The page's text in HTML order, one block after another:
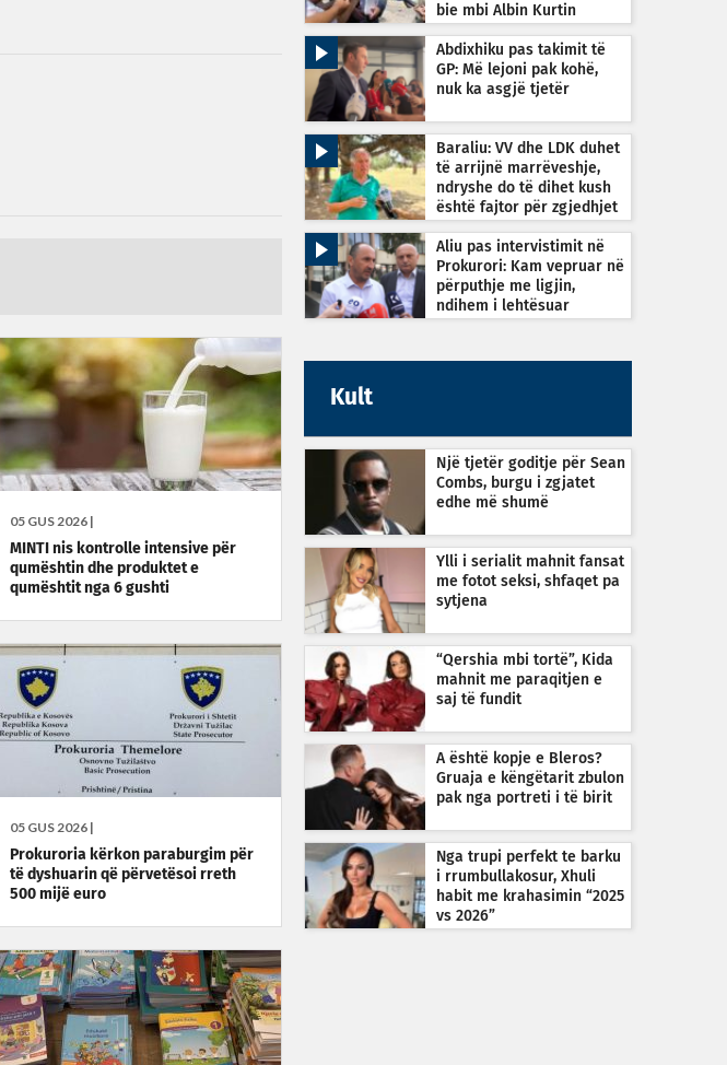
05 GUS 2026 |
MINTI nis kontrolle intensive për
qumështin dhe produktet e
qumështit nga 6 gushti
05 GUS 2026 |
Prokuroria kërkon paraburgim për
të dyshuarin që përvetësoi rreth
500 mijë euro
bie mbi Albin Kurtin
Abdixhiku pas takimit të
GP: Më lejoni pak kohë,
nuk ka asgjë tjetër
Baraliu: VV dhe LDK duhet
të arrijnë marrëveshje,
ndryshe do të dihet kush
është fajtor për zgjedhjet
Aliu pas intervistimit në
Prokurori: Kam vepruar në
përputhje me ligjin,
ndihem i lehtësuar
Kult
Një tjetër goditje për Sean
Combs, burgu i zgjatet
edhe më shumë
Ylli i serialit mahnit fansat
me fotot seksi, shfaqet pa
sytjena
“Qershia mbi tortë”, Kida
mahnit me paraqitjen e
saj të fundit
A është kopje e Bleros?
Gruaja e këngëtarit zbulon
pak nga portreti i të birit
Nga trupi perfekt te barku
i rrumbullakosur, Xhuli
habit me krahasimin “2025
vs 2026”